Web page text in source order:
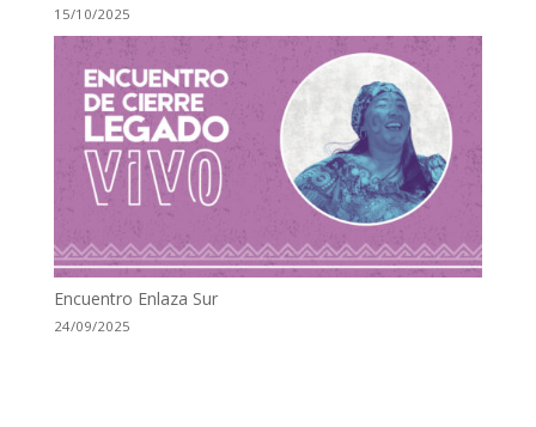
15/10/2025
Encuentro Enlaza Sur
24/09/2025